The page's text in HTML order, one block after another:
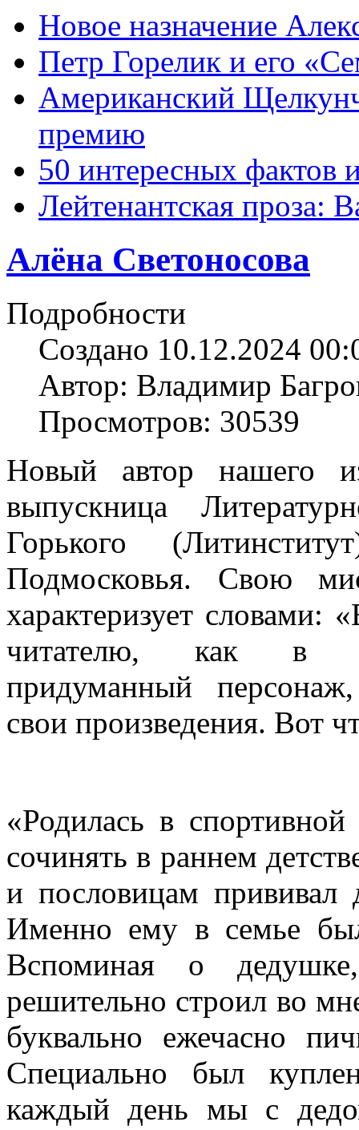
Новое назначение
Петр Горелик и его
Американский
премию
50 интересных фактов
Лейтенантская проза:
Алёна Светоносова
Подробности
Создано 10.12.2024
Автор: Владимир
Просмотров: 30539
Новый автор нашего
выпускница
Горького
Подмосковья. Свою
характеризует
читателю, как в
придуманный
свои произведения. Вот
«Родилась в
сочинять в раннем
и пословицам
Именно ему в семье
Вспоминая о
решительно строил во
буквально ежечасно
Специально был
каждый день мы с